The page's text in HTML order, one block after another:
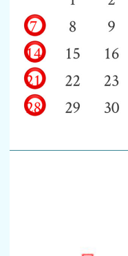
ご予約はこちら